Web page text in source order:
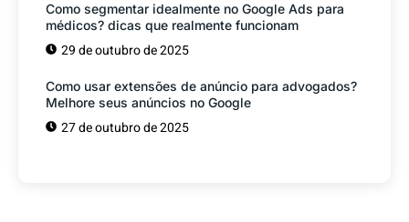
Como segmentar idealmente no Google Ads para
médicos? dicas que realmente funcionam
29 de outubro de 2025
Como usar extensões de anúncio para advogados?
Melhore seus anúncios no Google
27 de outubro de 2025